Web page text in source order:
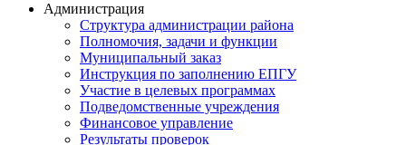
Администрация
Структура администрации района
Полномочия, задачи и функции
Муниципальный заказ
Инструкция по заполнению ЕПГУ
Участие в целевых программах
Подведомственные учреждения
Финансовое управление
Результаты проверок